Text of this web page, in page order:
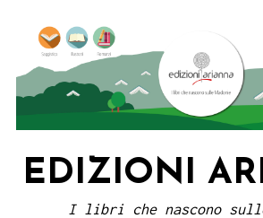
content
EDIZIONI
I libri che nascono